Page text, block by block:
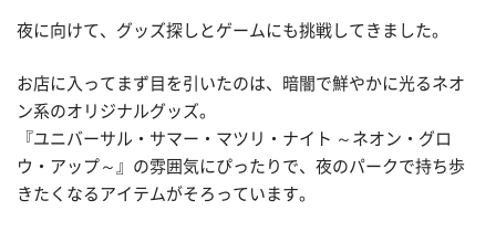
夜に向けて、グッズ探しとゲームにも挑戦してきました。
お店に入ってまず目を引いたのは、暗闇で鮮やかに光るネオ
ン系のオリジナルグッズ。
『ユニバーサル・サマー・マツリ・ナイト ～ネオン・グロ
ウ・アップ～』の雰囲気にぴったりで、夜のパークで持ち歩
きたくなるアイテムがそろっています。